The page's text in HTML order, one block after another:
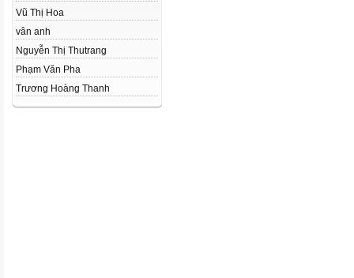
Vũ Thị Hoa
vân anh
Nguyễn Thị Thutrang
Phạm Văn Pha
Trương Hoàng Thanh